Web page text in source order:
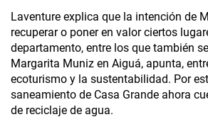
Laventure explica que la intención de
recuperar o poner en valor ciertos
departamento, entre los que también
Margarita Muniz en Aiguá, apunta,
ecoturismo y la sustentabilidad. Por
saneamiento de Casa Grande ahora
de reciclaje de agua.